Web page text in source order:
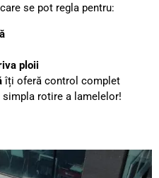
se pot regla pentru:
ploii
îți oferă control complet
rotire a lamelelor!